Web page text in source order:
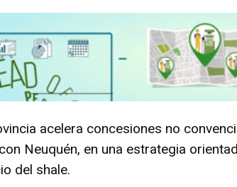
acelera concesiones no
Neuquén, en una estrategia
del shale.